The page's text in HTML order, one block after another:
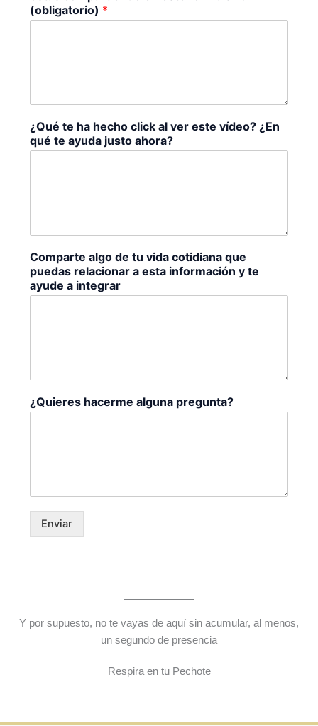
(obligatorio) *
¿Qué te ha hecho click al ver este vídeo? ¿En
qué te ayuda justo ahora?
Comparte algo de tu vida cotidiana que
puedas relacionar a esta información y te
ayude a integrar
¿Quieres hacerme alguna pregunta?
Enviar
Y por supuesto, no te vayas de aquí sin acumular, al menos,
un segundo de presencia
Respira en tu Pechote